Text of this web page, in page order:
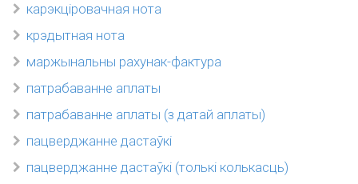
карэкціровачная нота
крэдытная нота
маржынальны рахунак-фактура
патрабаванне аплаты
патрабаванне аплаты (з датай аплаты)
пацверджанне дастаўкі
пацверджанне дастаўкі (толькі колькасць)